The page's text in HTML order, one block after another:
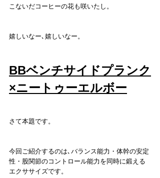
こないだコーヒーの花も咲いたし。
嬉しいなー､嬉しいなー。
BBベンチサイドプランク
×ニートゥーエルボー
さて本題です。
今回ご紹介するのは､バランス能力・体幹の安定
性・股関節のコントロール能力を同時に鍛える
エクササイズです。